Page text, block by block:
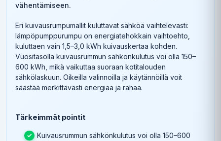
vähentämiseen.
Eri kuivausrumpumallit kuluttavat sähköä vaihtelevasti:
lämpöpumppurumpu on energiatehokkain vaihtoehto,
kuluttaen vain 1,5–3,0 kWh kuivauskertaa kohden.
Vuositasolla kuivausrummun sähkönkulutus voi olla 150–
600 kWh, mikä vaikuttaa suoraan kotitalouden
sähkölaskuun. Oikeilla valinnoilla ja käytännöillä voit
säästää merkittävästi energiaa ja rahaa.
Tärkeimmät pointit
Kuivausrummun sähkönkulutus voi olla 150–600